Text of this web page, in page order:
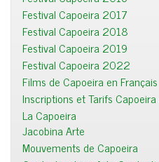
Festival Capoeira 2017
Festival Capoeira 2018
Festival Capoeira 2019
Festival Capoeira 2022
Films de Capoeira en Français
Inscriptions et Tarifs
La Capoeira
Jacobina Arte
Mouvements de Capoeira